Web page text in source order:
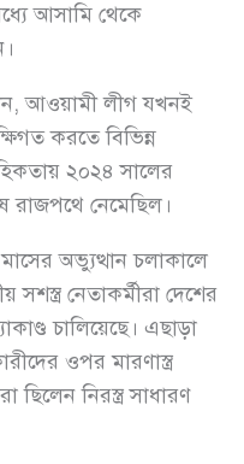
আসামি থেকে
আওয়ামী লীগ যখনই
করতে বিভিন্ন
২০২৪ সালের
রাজপথে নেমেছিল।
অভ্যুত্থান চলাকালে
নেতাকর্মীরা দেশের
চালিয়েছে। এছাড়া
ওপর মারণাস্ত্র
নিরস্ত্র সাধারণ